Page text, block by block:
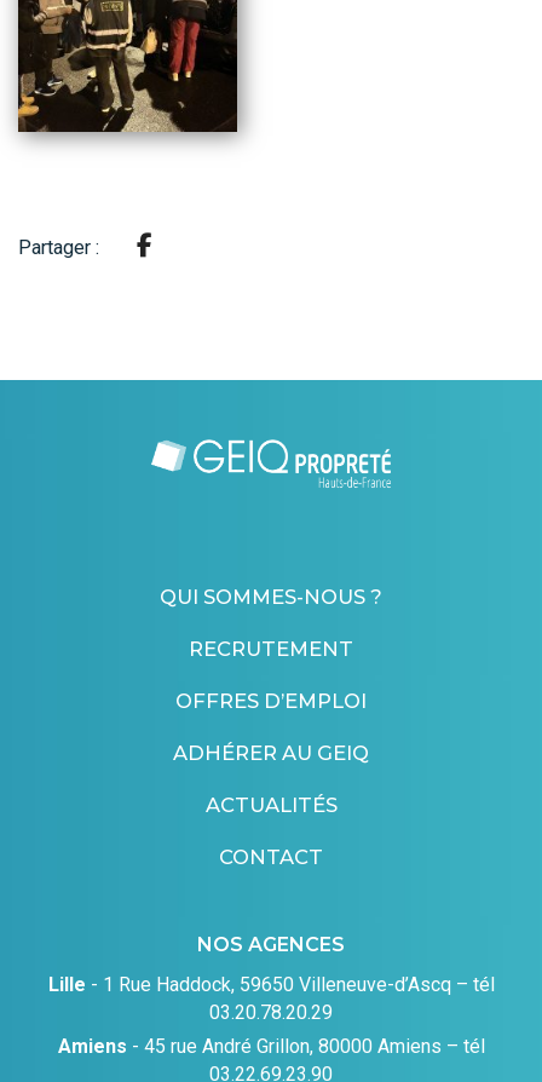
Partager :
QUI SOMMES-NOUS ?
RECRUTEMENT
OFFRES D’EMPLOI
ADHÉRER AU GEIQ
ACTUALITÉS
CONTACT
NOS AGENCES
Lille - 1 Rue Haddock, 59650 Villeneuve-d’Ascq – tél
03.20.78.20.29
Amiens - 45 rue André Grillon, 80000 Amiens – tél
03.22.69.23.90